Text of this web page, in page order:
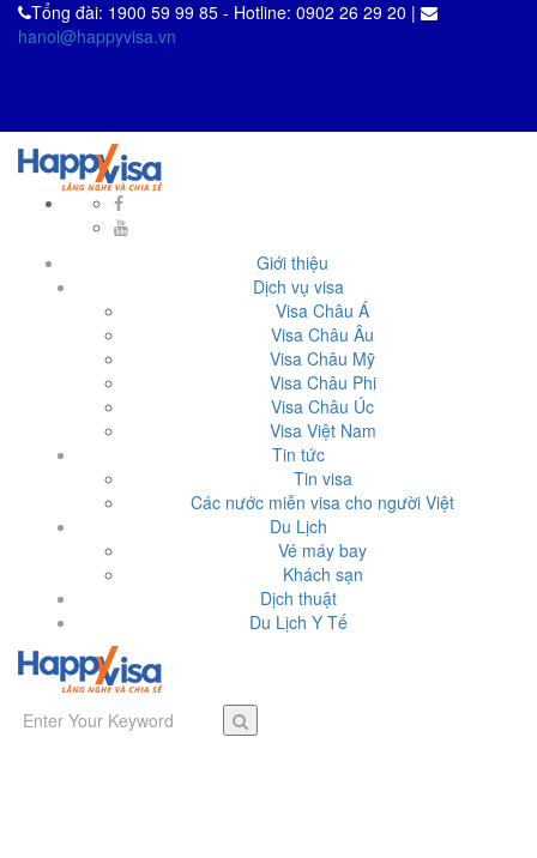
Tổng đài: 1900 59 99 85 - Hotline: 0902 26 29 20 |
hanoi@happyvisa.vn
Giới thiệu
Dịch vụ visa
Visa Châu Á
Visa Châu Âu
Visa Châu Mỹ
Visa Châu Phi
Visa Châu Úc
Visa Việt Nam
Tin tức
Tin visa
Các nước miễn visa cho người Việt
Du Lịch
Vé máy bay
Khách sạn
Dịch thuật
Du Lịch Y Tế